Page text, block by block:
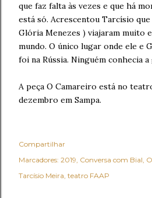
que faz falta às vezes e que há
está só. Acrescentou Tarcísio que
Glória Menezes ) viajaram muito
mundo. O único lugar onde ele e
foi na Rússia. Ninguém conhecia a
A peça O Camareiro está no
dezembro em Sampa.
Compartilhar
Marcadores: 2019 Conversa com Bial
Tarcísio Meira teatro FAAP